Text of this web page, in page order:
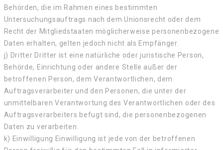
Behörden, die im Rahmen eines bestimmten
Untersuchungsauftrags nach dem Unionsrecht oder dem
Recht der Mitgliedstaaten möglicherweise personenbezogene
Daten erhalten, gelten jedoch nicht als Empfänger.
j) Dritter Dritter ist eine natürliche oder juristische Person,
Behörde, Einrichtung oder andere Stelle außer der
betroffenen Person, dem Verantwortlichen, dem
Auftragsverarbeiter und den Personen, die unter der
unmittelbaren Verantwortung des Verantwortlichen oder des
Auftragsverarbeiters befugt sind, die personenbezogenen
Daten zu verarbeiten.
k) Einwilligung Einwilligung ist jede von der betroffenen